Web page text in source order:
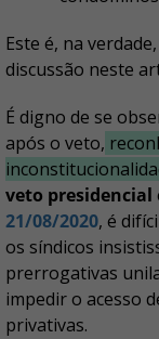
Este é, na
discussão neste
É digno de se
após o veto,
veto presidencial
21/08/2020, é
os síndicos
prerrogativas
impedir o acesso
privativas.